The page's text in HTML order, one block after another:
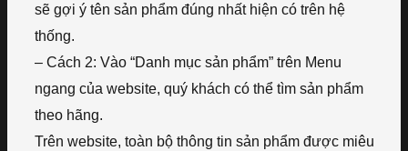
sẽ gợi ý tên sản phẩm đúng nhất hiện có trên hệ
thống.
– Cách 2: Vào “Danh mục sản phẩm” trên Menu
ngang của website, quý khách có thể tìm sản phẩm
theo hãng.
Trên website, toàn bộ thông tin sản phẩm được miêu